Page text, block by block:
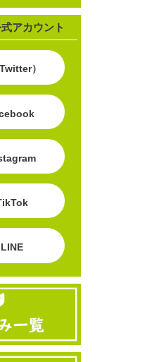
アカウント
）
LINE